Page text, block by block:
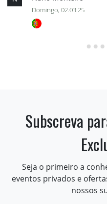
Domingo, 02.03.25
Subscreva
Seja o primeiro a
eventos privados e
nossos